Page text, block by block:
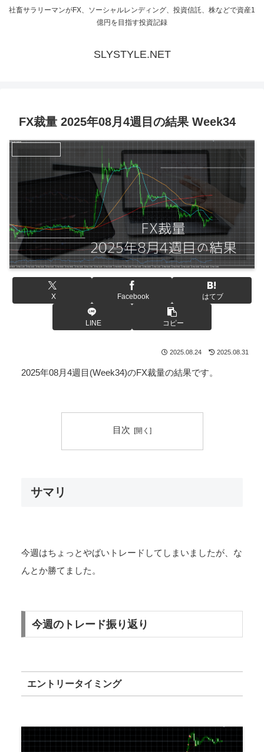
社畜サラリーマンがFX、ソーシャルレンディング、投資信託、株などで資産1
億円を目指す投資記録
SLYSTYLE.NET
FX裁量 2025年08月4週目の結果 Week34
X Facebook はてブ
LINE コピー
2025.08.24 2025.08.31
2025年08月4週目(Week34)のFX裁量の結果です。
目次
サマリ
今週はちょっとやばいトレードしてしまいましたが、な
んとか勝てました。
今週のトレード振り返り
エントリータイミング